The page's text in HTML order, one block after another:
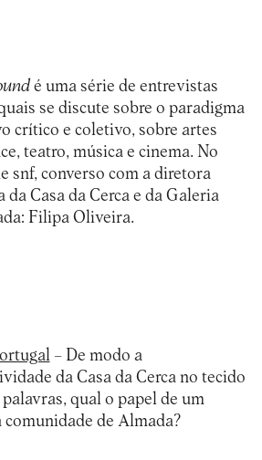
é uma série de entrevistas
se discute sobre o paradigma
crítico e coletivo, sobre artes
teatro, música e cinema. No
snf, converso com a diretora
da Casa da Cercae da Galeria
Filipa Oliveira.
– De modo a
da Casa da Cerca no tecido
qual o papel de um
de Almada?